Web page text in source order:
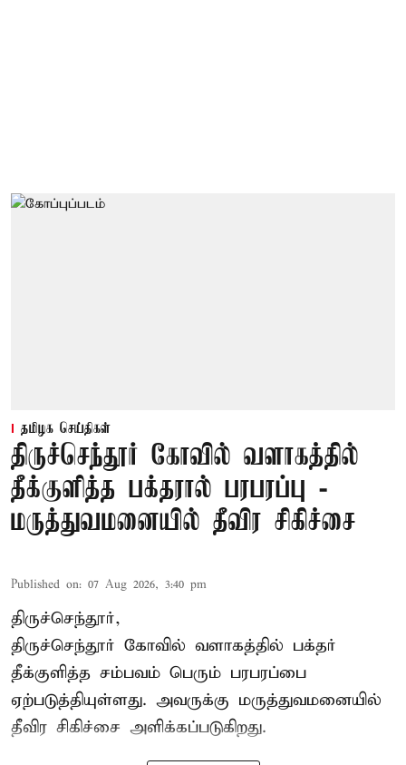
தமிழக செய்திகள்
திருச்செந்தூர் கோவில் வளாகத்தில்
தீக்குளித்த பக்தரால் பரபரப்பு -
மருத்துவமனையில் தீவிர சிகிச்சை
Published on: 07 Aug 2026, 3:40 pm
திருச்செந்தூர்,
திருச்செந்தூர் கோவில் வளாகத்தில் பக்தர்
தீக்குளித்த சம்பவம் பெரும் பரபரப்பை
ஏற்படுத்தியுள்ளது. அவருக்கு மருத்துவமனையில்
தீவிர சிகிச்சை அளிக்கப்படுகிறது.